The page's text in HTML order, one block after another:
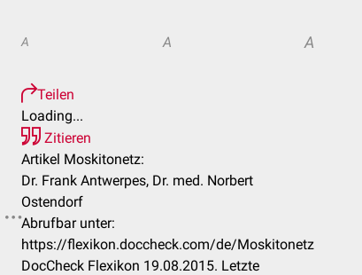
A A A
Teilen
Loading...
Zitieren
Artikel Moskitonetz:
Dr. Frank Antwerpes, Dr. med. Norbert
Ostendorf
Abrufbar unter:
https://flexikon.doccheck.com/de/Moskitonetz
DocCheck Flexikon 19.08.2015. Letzte